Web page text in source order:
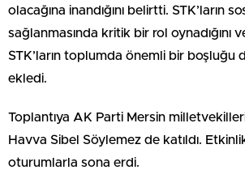
olacağına inandığını belirtti. STK’ların
sağlanmasında kritik bir rol oynadığını
STK’ların toplumda önemli bir boşluğu
ekledi.
Toplantıya AK Parti Mersin milletvekilleri
Havva Sibel Söylemez de katıldı.
oturumlarla sona erdi.